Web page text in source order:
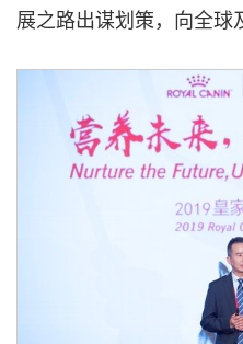
展之路出谋划策，向全球